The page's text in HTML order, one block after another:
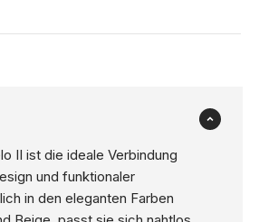
II ist die ideale Verbindung
und funktionaler
in den eleganten Farben